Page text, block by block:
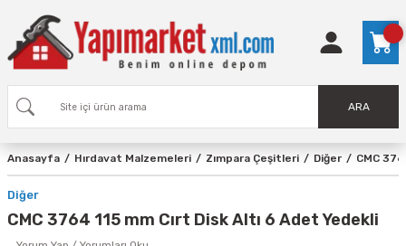
ARA
Anasayfa Hırdavat Malzemeleri Zımpara Çeşitleri Diğer CMC
Diğer
CMC 3764 115 mm Cırt Disk Altı 6 Adet Yedekli